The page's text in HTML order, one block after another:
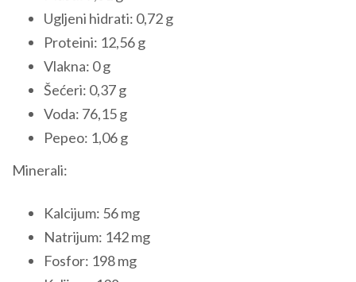
Ugljeni hidrati: 0,72 g
Proteini: 12,56 g
Vlakna: 0 g
Šećeri: 0,37 g
Voda: 76,15 g
Pepeo: 1,06 g
Minerali:
Kalcijum: 56 mg
Natrijum: 142 mg
Fosfor: 198 mg